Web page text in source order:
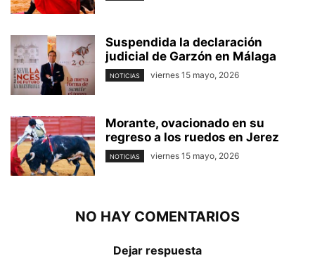
Suspendida la declaración
judicial de Garzón en Málaga
NOTICIAS viernes 15 mayo, 2026
Morante, ovacionado en su
regreso a los ruedos en Jerez
NOTICIAS viernes 15 mayo, 2026
NO HAY COMENTARIOS
Dejar respuesta